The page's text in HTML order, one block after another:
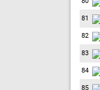
81
82
83
84
85